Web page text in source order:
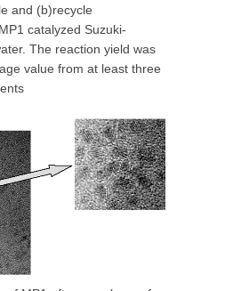
and (b)recycle
catalyzed Suzuki-
The reaction yield was
value from at least three